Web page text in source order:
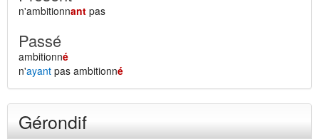
n'ambitionnant pas
Passé
ambitionné
n'ayant pas ambitionné
Gérondif